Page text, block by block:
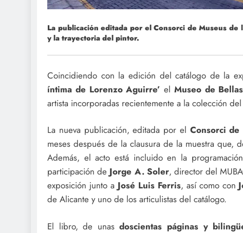
La publicación editada por el Consorci de Museus
y la trayectoria del pintor.
Coincidiendo con la edición del catálogo de la
íntima de Lorenzo Aguirre’ el Museo de
artista incorporadas recientemente a la colección del
La nueva publicación, editada por el Consorci
meses después de la clausura de la muestra
Además, el acto está incluido en la
participación de Jorge A. Soler, director del
exposición junto a José Luis Ferris, así como con
de Alicante y uno de los articulistas del catálogo.
El libro, de unasdoscientas páginas y